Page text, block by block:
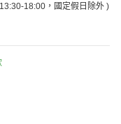
18:00，國定假日除外 )